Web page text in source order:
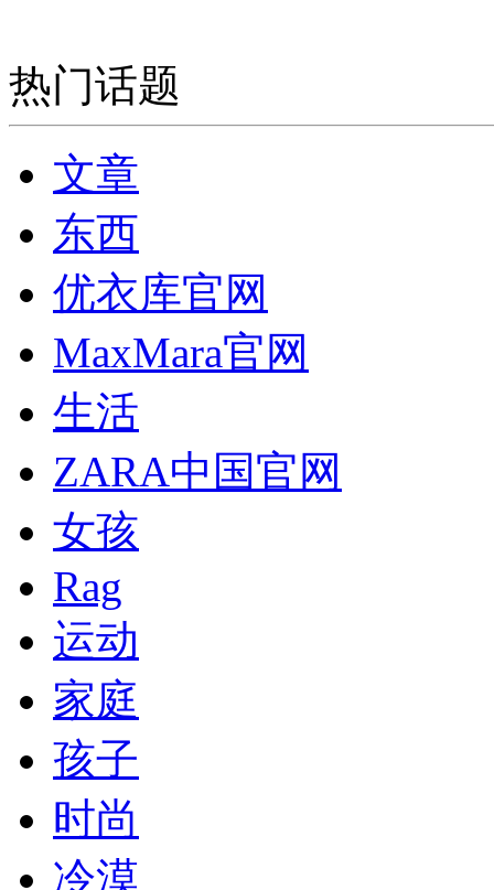
热门话题
文章
东西
优衣库官网
MaxMara官网
生活
ZARA中国官网
女孩
Rag
运动
家庭
孩子
时尚
冷漠